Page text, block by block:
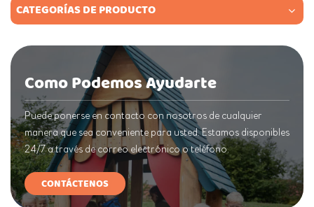
CATEGORÍAS DE PRODUCTO
Como Podemos Ayudarte
Puede ponerse en contacto con nosotros de cualquier
manera que sea conveniente para usted. Estamos disponibles
24/7 a través de correo electrónico o teléfono.
CONTÁCTENOS